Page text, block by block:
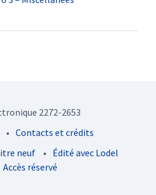
2272-2653
Contacts et crédits
neuf
Édité avec Lodel
Accès réservé